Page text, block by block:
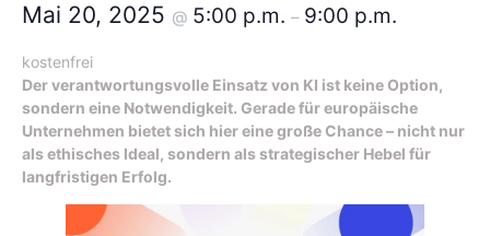
Mai 20, 2025 @ 5:00 p.m. – 9:00 p.m.
kostenfrei
Der verantwortungsvolle Einsatz von KI ist keine Option,
sondern eine Notwendigkeit. Gerade für europäische
Unternehmen bietet sich hier eine große Chance – nicht nur
als ethisches Ideal, sondern als strategischer Hebel für
langfristigen Erfolg.